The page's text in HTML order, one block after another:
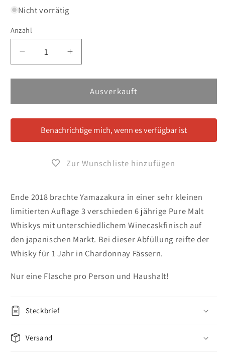
Nicht vorrätig
Anzahl
Verringere
die
Menge
Sasanokawa
Yamazakura
Chardonnay
Finish
Erhöhe
die
Menge
Sasanokawa
Yamazakura
Chardonnay
Finish
Ausverkauft
Benachrichtige mich, wenn es verfügbar ist
Zur Wunschliste hinzufügen
Ende 2018 brachte Yamazakura in einer sehr kleinen
limitierten Auflage 3 verschieden 6 jährige Pure Malt
Whiskys mit unterschiedlichem Winecaskfinisch auf
den japanischen Markt. Bei dieser Abfüllung reifte der
Whisky für 1 Jahr in Chardonnay Fässern.
Nur eine Flasche pro Person und Haushalt!
Steckbrief
Versand